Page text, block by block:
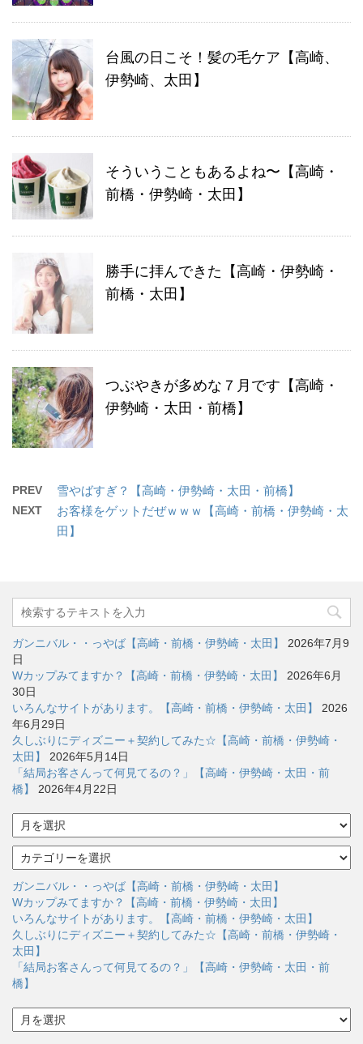
台風の日こそ！髪の毛ケア【高崎、
伊勢崎、太田】
そういうこともあるよね〜【高崎・
前橋・伊勢崎・太田】
勝手に拝んできた【高崎・伊勢崎・
前橋・太田】
つぶやきが多めな７月です【高崎・
伊勢崎・太田・前橋】
PREV 雪やばすぎ？【高崎・伊勢崎・太田・前橋】
NEXT
お客様をゲットだぜｗｗｗ【高崎・前橋・伊勢崎・太
田】
ガンニバル・・っやば【高崎・前橋・伊勢崎・太田】
2026年7月9
日
Wカップみてますか？【高崎・前橋・伊勢崎・太田】
2026年6月
30日
いろんなサイトがあります。【高崎・前橋・伊勢崎・太田】
2026
年6月29日
久しぶりにディズニー＋契約してみた☆【高崎・前橋・伊勢崎・
太田】
2026年5月14日
「結局お客さんって何見てるの？」【高崎・伊勢崎・太田・前
橋】
2026年4月22日
ー
イ
ブ
テ
ゴ
リ
ー
ガンニバル・・っやば【高崎・前橋・伊勢崎・太田】
Wカップみてますか？【高崎・前橋・伊勢崎・太田】
いろんなサイトがあります。【高崎・前橋・伊勢崎・太田】
久しぶりにディズニー＋契約してみた☆【高崎・前橋・伊勢崎・
太田】
「結局お客さんって何見てるの？」【高崎・伊勢崎・太田・前
橋】
ー